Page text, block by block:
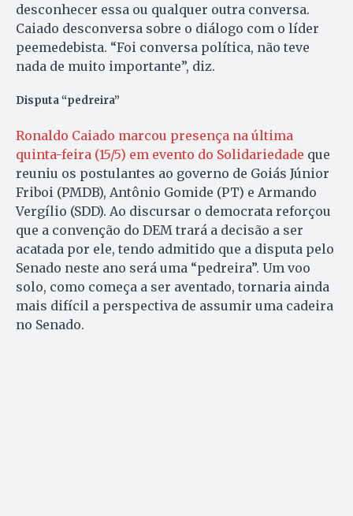
desconhecer essa ou qualquer outra conversa.
Caiado desconversa sobre o diálogo com o líder
peemedebista. “Foi conversa política, não teve
nada de muito importante”, diz.
Disputa “pedreira”
Ronaldo Caiado marcou presença na última
quinta-feira (15/5) em evento do Solidariedade que
reuniu os postulantes ao governo de Goiás Júnior
Friboi (PMDB), Antônio Gomide (PT) e Armando
Vergílio (SDD). Ao discursar o democrata reforçou
que a convenção do DEM trará a decisão a ser
acatada por ele, tendo admitido que a disputa pelo
Senado neste ano será uma “pedreira”. Um voo
solo, como começa a ser aventado, tornaria ainda
mais difícil a perspectiva de assumir uma cadeira
no Senado.